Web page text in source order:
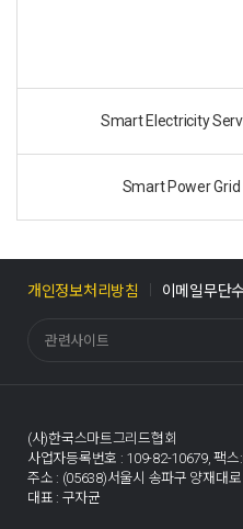
Smart Electricity
Smart Power Grid
개인정보처리방침 이메일무단
관련사이트
(사)한국스마트그리드협회
사업자등록번호 : 109-82-10679, 팩스
주소 : (05638)서울시 송파구 양재대
대표 : 구자균